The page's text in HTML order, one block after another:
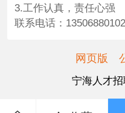
3.工作认真，责任心强
联系电话：13506880102
网页版
宁海人才